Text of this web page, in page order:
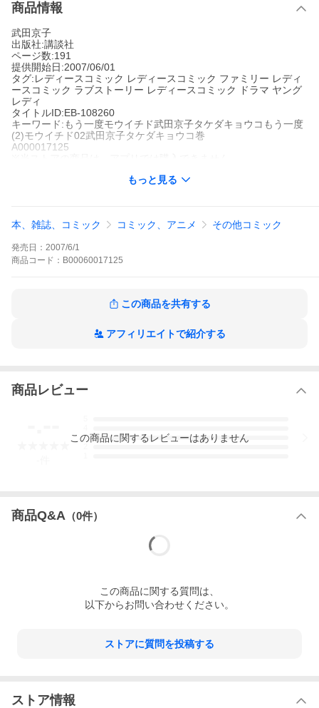
商品情報
武田京子
出版社:講談社
ページ数:191
提供開始日:2007/06/01
タグ:レディースコミック レディースコミック ファミリー レディ
ースコミック ラブストーリー レディースコミック ドラマ ヤング
レディ
タイトルID:EB-108260
キーワード:もう一度モウイチド武田京子タケダキョウコもう一度
(2)モウイチド02武田京子タケダキョウコ巻
A000017125
心の中では愛しあいながら、お互いへの思いやりから、「好き」
なくとも、姉・弟と言い交わす二人には、愛の言葉はあまりにも
つらい。やさしさゆえに苦しむ二人の愛のゆくえは!?
もっと見る
本、雑誌、コミック コミック、アニメ その他コミック
発売日： 2007/6/1
商品 コード： B00060017125
この商品を共有する
アフィリエイトで紹介する
商品レビュー
3
この商品に関するレビューはありません
商品Q&A （0件）
この商品に関する質問は、
以下からお問い合わせください。
ストアに質問を投稿する
ストア情報